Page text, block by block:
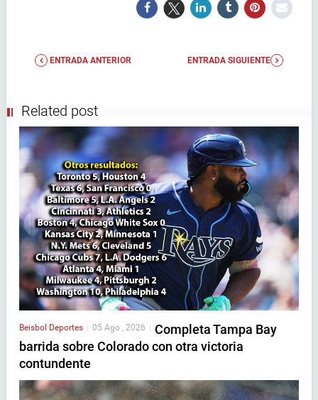
ENTRADA ANTERIOR ENTRADA SIGUIENTE
Related post
Beisbol Deportes 05 Ago , 2026
Completa Tampa Bay
barrida sobre Colorado con otra victoria
contundente